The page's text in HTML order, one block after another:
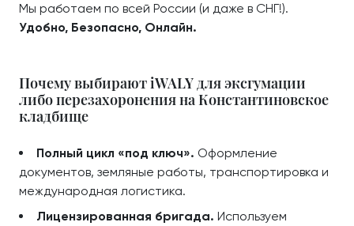
Мы работаем по всей России (и даже в СНГ!).
Удобно, Безопасно, Онлайн.
Почему выбирают iWALY для эксгумации
либо перезахоронения на Константиновское
кладбище
Полный цикл «под ключ». Оформление
документов, земляные работы, транспортировка и
международная логистика.
Лицензированная бригада. Используем